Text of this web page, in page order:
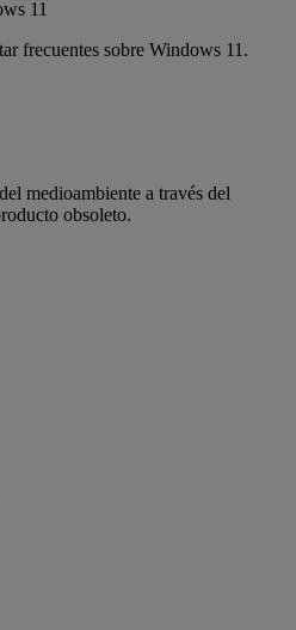
11
frecuentes sobre Windows 11.
medioambiente a través del
obsoleto.